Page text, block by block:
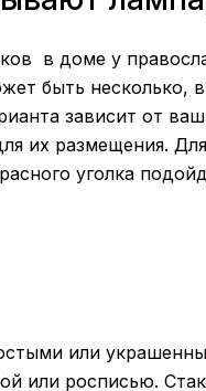
в доме у
быть несколько,
зависит от
их размещения. Для
уголка
или
или росписью.